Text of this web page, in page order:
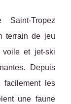
Tropez
terrain de jeu
voile et jet-ski
Depuis
facilement les
une faune